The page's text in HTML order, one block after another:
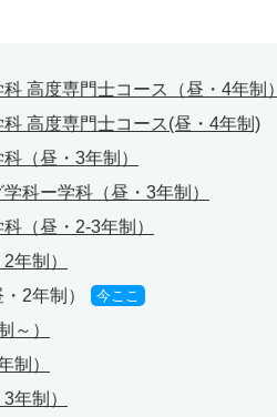
高度専門士コース（昼・4年制）
高度専門士コース(昼・4年制)
（昼・3年制）
科ー学科（昼・3年制）
（昼・2-3年制）
年制）
2年制）
今ここ
～）
制）
年制）